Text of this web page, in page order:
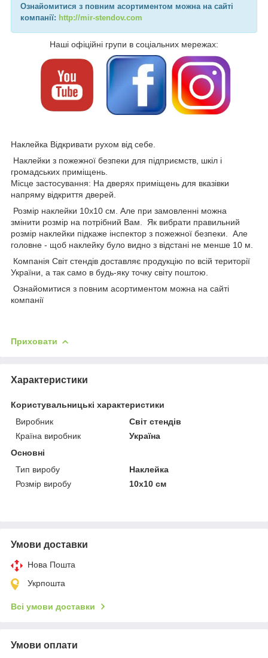
Ознайомитися з повним асортиментом можна на сайті
компанії: http://mir-stendov.com
Наші офіційні групи в соціальних мережах:
Наклейка Відкривати рухом від себе.
Наклейки з пожежної безпеки для підприємств, шкіл і
громадських приміщень.
Місце застосування: На дверях приміщень для вказівки
напряму відкриття дверей.
Розмір наклейки 10х10 см. Але при замовленні можна
змінити розмір на потрібний Вам. Як вибрати правильний
розмір наклейки підкаже інспектор з пожежної безпеки. Але
головне - щоб наклейку було видно з відстані не менше 10 м.
Компанія Світ стендів доставляє продукцію по всій території
України, а так само в будь-яку точку світу поштою.
Ознайомитися з повним асортиментом можна на сайті
компанії
Приховати
Характеристики
Користувальницькі характеристики
Виробник
Світ стендів
Країна виробник
Україна
Основні
Тип виробу
Наклейка
Розмір виробу
10х10 см
Умови доставки
Нова Пошта
Укрпошта
Всі умови доставки
Умови оплати